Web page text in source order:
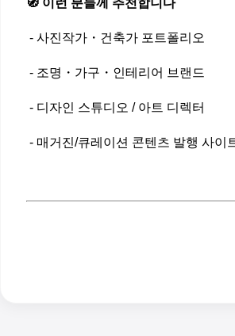
🧭 이런 분들께 추천합니다
- 사진작가・건축가 포트폴리오
- 조명・가구・인테리어 브랜드
- 디자인 스튜디오 / 아트 디렉터
- 매거진/큐레이션 콘텐츠 발행 사이